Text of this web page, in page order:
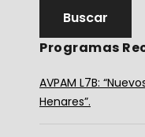
Programas
AVPAM L7B:
Henares”.